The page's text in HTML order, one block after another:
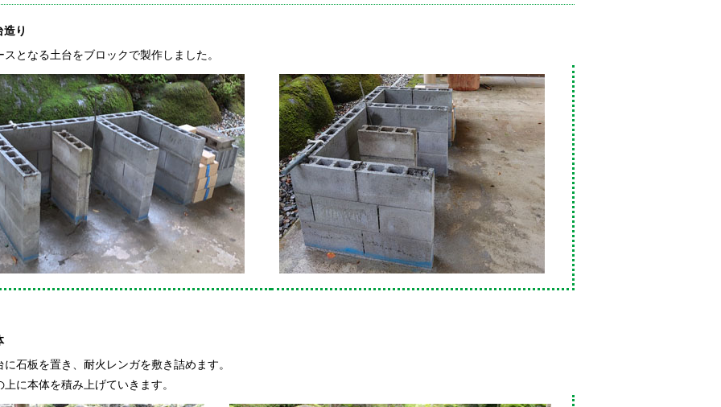
造り
となる土台をブロックで製作しました。
石板を置き、耐火レンガを敷き詰めます。
に本体を積み上げていきます。